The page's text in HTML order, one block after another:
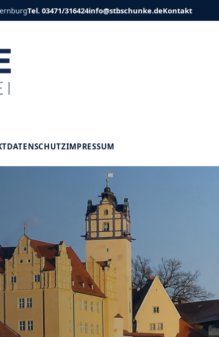
Tel. 03471/316424info@stbschunke.deKontakt
DATENSCHUTZIMPRESSUM